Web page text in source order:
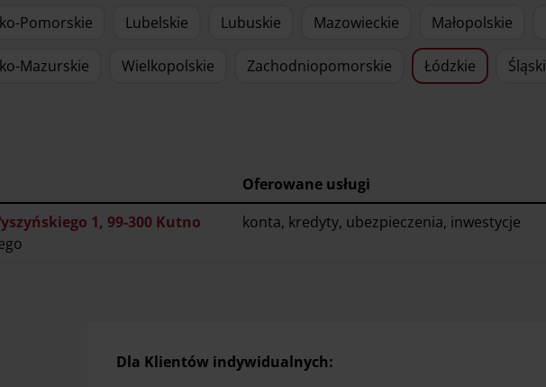
Pomorskie Lubelskie Lubuskie Mazowieckie Małopolskie
Mazurskie Wielkopolskie Zachodniopomorskie Łódzkie
Oferowane usługi
1, 99-300 Kutno
konta, kredyty, ubezpieczenia, inwestycje
Dla Klientów indywidualnych: